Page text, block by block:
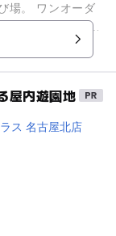
場。 ワンオーダ
り遊べます。 室
屋内遊園地